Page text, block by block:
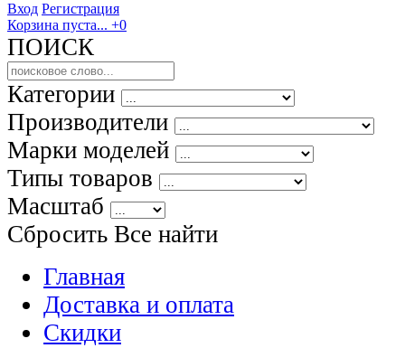
Вход Регистрация
Корзина пуста... +0
ПОИСК
Категории
Производители
Марки моделей
Типы товаров
Масштаб
Сбросить Все найти
Главная
Доставка и оплата
Скидки